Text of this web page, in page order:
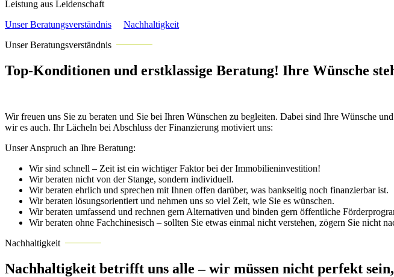
Leistung aus Leidenschaft
Unser Beratungsverständnis
Nachhaltigkeit
Unser Beratungsverständnis
Top-Konditionen und erstklassige Beratung! Ihre Wünsche
Wir freuen uns Sie zu beraten und Sie bei Ihren Wünschen zu begleiten. Dabei sind Ihre Wünsche
wir es auch. Ihr Lächeln bei Abschluss der Finanzierung motiviert uns:
Unser Anspruch an Ihre Beratung:
Wir sind schnell – Zeit ist ein wichtiger Faktor bei der Immobilieninvestition!
Wir beraten nicht von der Stange, sondern individuell.
Wir beraten ehrlich und sprechen mit Ihnen offen darüber, was bankseitig noch finanzierbar ist.
Wir beraten lösungsorientiert und nehmen uns so viel Zeit, wie Sie es wünschen.
Wir beraten umfassend und rechnen gern Alternativen und binden gern öffentliche
Wir beraten ohne Fachchinesisch – sollten Sie etwas einmal nicht verstehen, zögern Sie nicht
Nachhaltigkeit
Nachhaltigkeit betrifft uns alle – wir müssen nicht perfekt